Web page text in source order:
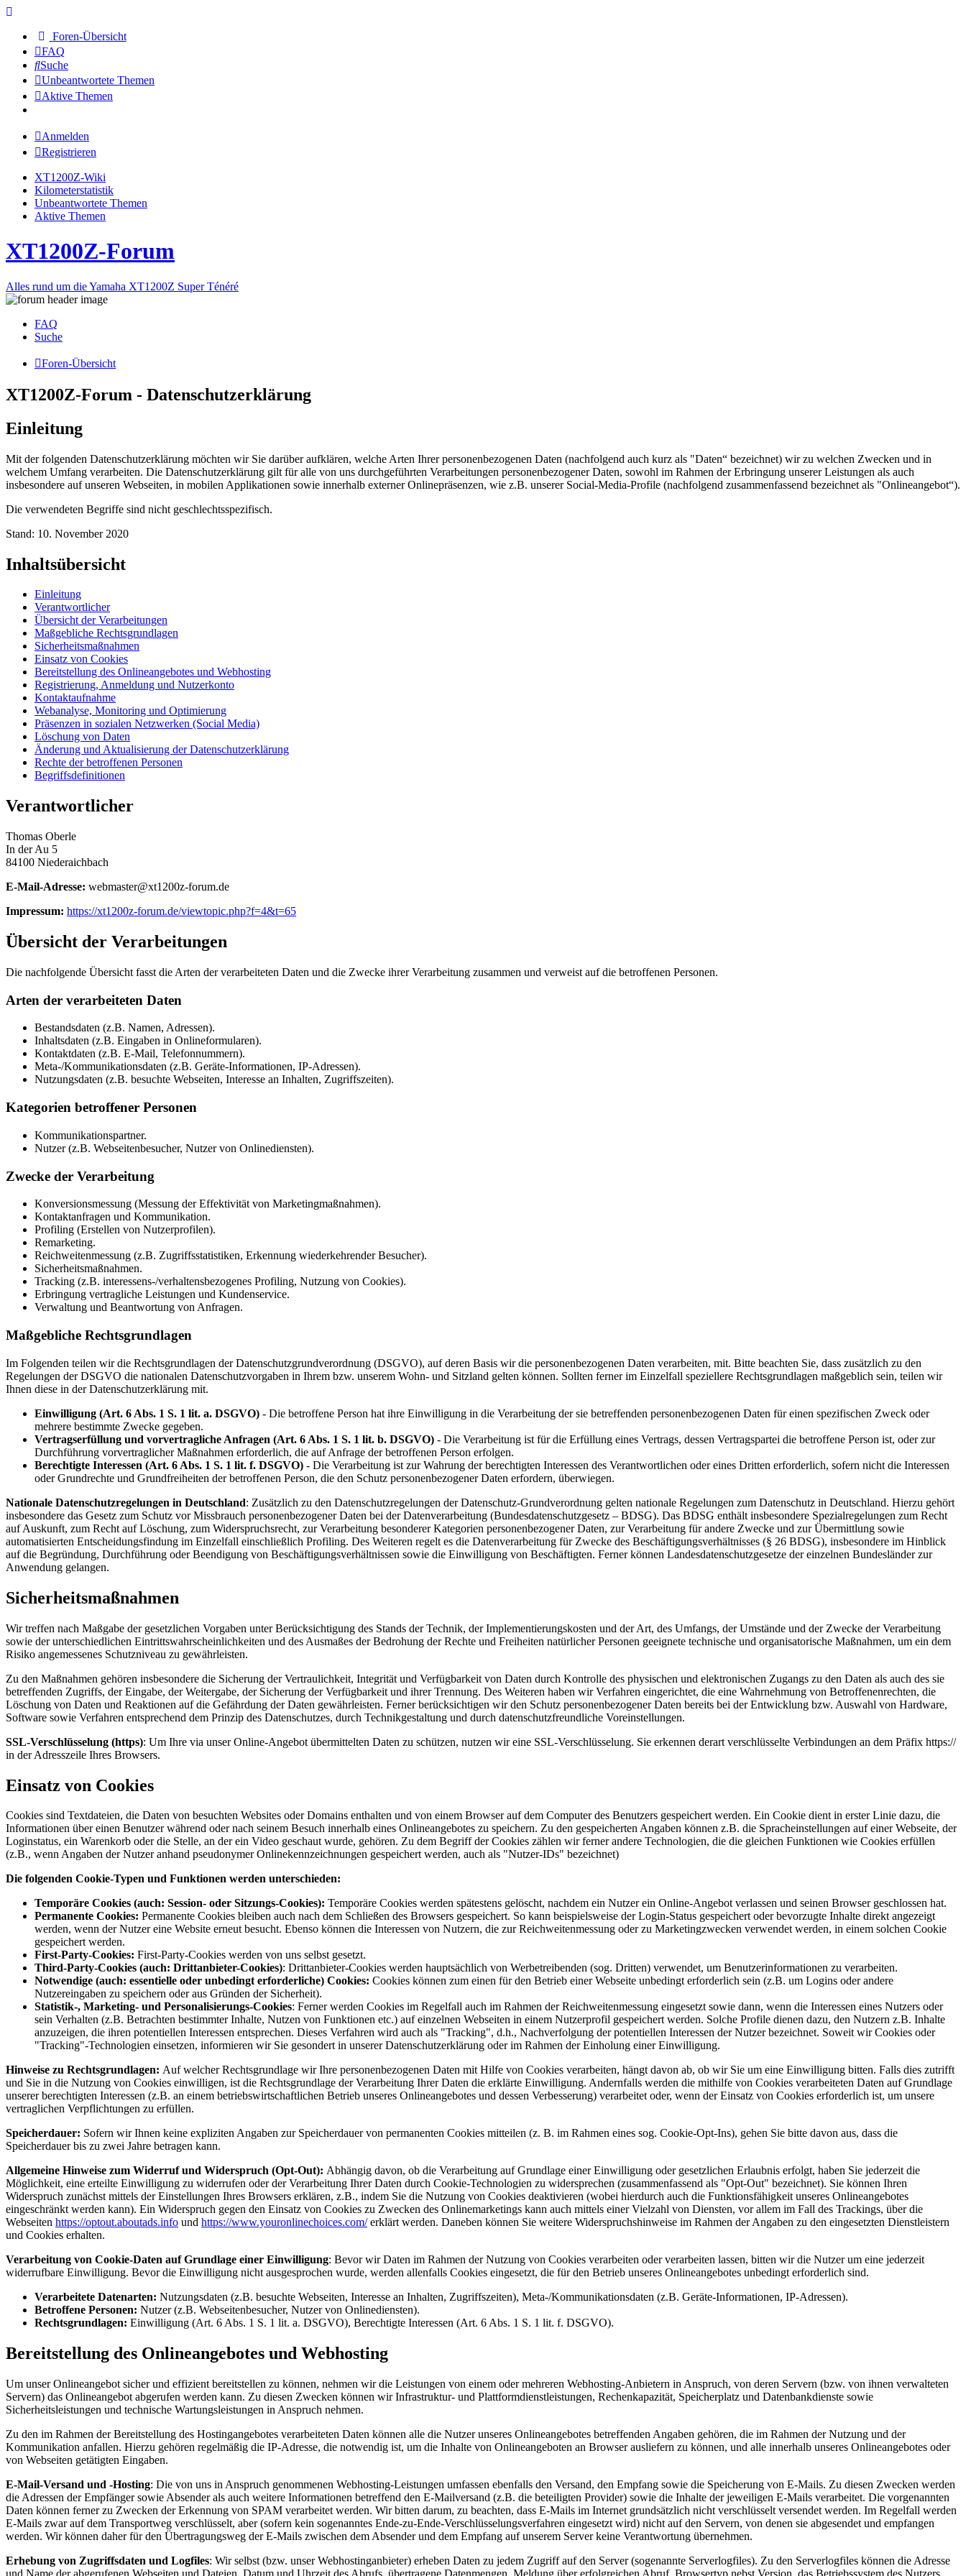
Foren-Übersicht
FAQ
Suche
Unbeantwortete Themen
Aktive Themen
Anmelden
Registrieren
XT1200Z-Wiki
Kilometerstatistik
Unbeantwortete Themen
Aktive Themen
XT1200Z-Forum
Alles rund um die Yamaha XT1200Z Super Ténéré
FAQ
Suche
Foren-Übersicht
XT1200Z-Forum - Datenschutzerklärung
Einleitung
Mit der folgenden Datenschutzerklärung möchten wir Sie darüber aufklären, welche Arten Ihrer personenbezogenen Daten (nachfolgend auch kurz als "Daten“ bezeichnet) wir zu welchen Zwecken und in
welchem Umfang verarbeiten. Die Datenschutzerklärung gilt für alle von uns durchgeführten Verarbeitungen personenbezogener Daten, sowohl im Rahmen der Erbringung unserer Leistungen als auch
insbesondere auf unseren Webseiten, in mobilen Applikationen sowie innerhalb externer Onlinepräsenzen, wie z.B. unserer Social-Media-Profile (nachfolgend zusammenfassend bezeichnet als "Onlineangebot“).
Die verwendeten Begriffe sind nicht geschlechtsspezifisch.
Stand: 10. November 2020
Inhaltsübersicht
Einleitung
Verantwortlicher
Übersicht der Verarbeitungen
Maßgebliche Rechtsgrundlagen
Sicherheitsmaßnahmen
Einsatz von Cookies
Bereitstellung des Onlineangebotes und Webhosting
Registrierung, Anmeldung und Nutzerkonto
Kontaktaufnahme
Webanalyse, Monitoring und Optimierung
Präsenzen in sozialen Netzwerken (Social Media)
Löschung von Daten
Änderung und Aktualisierung der Datenschutzerklärung
Rechte der betroffenen Personen
Begriffsdefinitionen
Verantwortlicher
Thomas Oberle
In der Au 5
84100 Niederaichbach
E-Mail-Adresse: webmaster@xt1200z-forum.de
Impressum: https://xt1200z-forum.de/viewtopic.php?f=4&t=65
Übersicht der Verarbeitungen
Die nachfolgende Übersicht fasst die Arten der verarbeiteten Daten und die Zwecke ihrer Verarbeitung zusammen und verweist auf die betroffenen Personen.
Arten der verarbeiteten Daten
Bestandsdaten (z.B. Namen, Adressen).
Inhaltsdaten (z.B. Eingaben in Onlineformularen).
Kontaktdaten (z.B. E-Mail, Telefonnummern).
Meta-/Kommunikationsdaten (z.B. Geräte-Informationen, IP-Adressen).
Nutzungsdaten (z.B. besuchte Webseiten, Interesse an Inhalten, Zugriffszeiten).
Kategorien betroffener Personen
Kommunikationspartner.
Nutzer (z.B. Webseitenbesucher, Nutzer von Onlinediensten).
Zwecke der Verarbeitung
Konversionsmessung (Messung der Effektivität von Marketingmaßnahmen).
Kontaktanfragen und Kommunikation.
Profiling (Erstellen von Nutzerprofilen).
Remarketing.
Reichweitenmessung (z.B. Zugriffsstatistiken, Erkennung wiederkehrender Besucher).
Sicherheitsmaßnahmen.
Tracking (z.B. interessens-/verhaltensbezogenes Profiling, Nutzung von Cookies).
Erbringung vertragliche Leistungen und Kundenservice.
Verwaltung und Beantwortung von Anfragen.
Maßgebliche Rechtsgrundlagen
Im Folgenden teilen wir die Rechtsgrundlagen der Datenschutzgrundverordnung (DSGVO), auf deren Basis wir die personenbezogenen Daten verarbeiten, mit. Bitte beachten Sie, dass zusätzlich zu den
Regelungen der DSGVO die nationalen Datenschutzvorgaben in Ihrem bzw. unserem Wohn- und Sitzland gelten können. Sollten ferner im Einzelfall speziellere Rechtsgrundlagen maßgeblich sein, teilen wir
Ihnen diese in der Datenschutzerklärung mit.
Einwilligung (Art. 6 Abs. 1 S. 1 lit. a. DSGVO) - Die betroffene Person hat ihre Einwilligung in die Verarbeitung der sie betreffenden personenbezogenen Daten für einen spezifischen Zweck oder
mehrere bestimmte Zwecke gegeben.
Vertragserfüllung und vorvertragliche Anfragen (Art. 6 Abs. 1 S. 1 lit. b. DSGVO) - Die Verarbeitung ist für die Erfüllung eines Vertrags, dessen Vertragspartei die betroffene Person ist, oder zur
Durchführung vorvertraglicher Maßnahmen erforderlich, die auf Anfrage der betroffenen Person erfolgen.
Berechtigte Interessen (Art. 6 Abs. 1 S. 1 lit. f. DSGVO) - Die Verarbeitung ist zur Wahrung der berechtigten Interessen des Verantwortlichen oder eines Dritten erforderlich, sofern nicht die Interessen
oder Grundrechte und Grundfreiheiten der betroffenen Person, die den Schutz personenbezogener Daten erfordern, überwiegen.
Nationale Datenschutzregelungen in Deutschland: Zusätzlich zu den Datenschutzregelungen der Datenschutz-Grundverordnung gelten nationale Regelungen zum Datenschutz in Deutschland. Hierzu gehört
insbesondere das Gesetz zum Schutz vor Missbrauch personenbezogener Daten bei der Datenverarbeitung (Bundesdatenschutzgesetz – BDSG). Das BDSG enthält insbesondere Spezialregelungen zum Recht
auf Auskunft, zum Recht auf Löschung, zum Widerspruchsrecht, zur Verarbeitung besonderer Kategorien personenbezogener Daten, zur Verarbeitung für andere Zwecke und zur Übermittlung sowie
automatisierten Entscheidungsfindung im Einzelfall einschließlich Profiling. Des Weiteren regelt es die Datenverarbeitung für Zwecke des Beschäftigungsverhältnisses (§ 26 BDSG), insbesondere im Hinblick
auf die Begründung, Durchführung oder Beendigung von Beschäftigungsverhältnissen sowie die Einwilligung von Beschäftigten. Ferner können Landesdatenschutzgesetze der einzelnen Bundesländer zur
Anwendung gelangen.
Sicherheitsmaßnahmen
Wir treffen nach Maßgabe der gesetzlichen Vorgaben unter Berücksichtigung des Stands der Technik, der Implementierungskosten und der Art, des Umfangs, der Umstände und der Zwecke der Verarbeitung
sowie der unterschiedlichen Eintrittswahrscheinlichkeiten und des Ausmaßes der Bedrohung der Rechte und Freiheiten natürlicher Personen geeignete technische und organisatorische Maßnahmen, um ein dem
Risiko angemessenes Schutzniveau zu gewährleisten.
Zu den Maßnahmen gehören insbesondere die Sicherung der Vertraulichkeit, Integrität und Verfügbarkeit von Daten durch Kontrolle des physischen und elektronischen Zugangs zu den Daten als auch des sie
betreffenden Zugriffs, der Eingabe, der Weitergabe, der Sicherung der Verfügbarkeit und ihrer Trennung. Des Weiteren haben wir Verfahren eingerichtet, die eine Wahrnehmung von Betroffenenrechten, die
Löschung von Daten und Reaktionen auf die Gefährdung der Daten gewährleisten. Ferner berücksichtigen wir den Schutz personenbezogener Daten bereits bei der Entwicklung bzw. Auswahl von Hardware,
Software sowie Verfahren entsprechend dem Prinzip des Datenschutzes, durch Technikgestaltung und durch datenschutzfreundliche Voreinstellungen.
SSL-Verschlüsselung (https): Um Ihre via unser Online-Angebot übermittelten Daten zu schützen, nutzen wir eine SSL-Verschlüsselung. Sie erkennen derart verschlüsselte Verbindungen an dem Präfix https://
in der Adresszeile Ihres Browsers.
Einsatz von Cookies
Cookies sind Textdateien, die Daten von besuchten Websites oder Domains enthalten und von einem Browser auf dem Computer des Benutzers gespeichert werden. Ein Cookie dient in erster Linie dazu, die
Informationen über einen Benutzer während oder nach seinem Besuch innerhalb eines Onlineangebotes zu speichern. Zu den gespeicherten Angaben können z.B. die Spracheinstellungen auf einer Webseite, der
Loginstatus, ein Warenkorb oder die Stelle, an der ein Video geschaut wurde, gehören. Zu dem Begriff der Cookies zählen wir ferner andere Technologien, die die gleichen Funktionen wie Cookies erfüllen
(z.B., wenn Angaben der Nutzer anhand pseudonymer Onlinekennzeichnungen gespeichert werden, auch als "Nutzer-IDs" bezeichnet)
Die folgenden Cookie-Typen und Funktionen werden unterschieden:
Temporäre Cookies (auch: Session- oder Sitzungs-Cookies): Temporäre Cookies werden spätestens gelöscht, nachdem ein Nutzer ein Online-Angebot verlassen und seinen Browser geschlossen hat.
Permanente Cookies: Permanente Cookies bleiben auch nach dem Schließen des Browsers gespeichert. So kann beispielsweise der Login-Status gespeichert oder bevorzugte Inhalte direkt angezeigt
werden, wenn der Nutzer eine Website erneut besucht. Ebenso können die Interessen von Nutzern, die zur Reichweitenmessung oder zu Marketingzwecken verwendet werden, in einem solchen Cookie
gespeichert werden.
First-Party-Cookies: First-Party-Cookies werden von uns selbst gesetzt.
Third-Party-Cookies (auch: Drittanbieter-Cookies): Drittanbieter-Cookies werden hauptsächlich von Werbetreibenden (sog. Dritten) verwendet, um Benutzerinformationen zu verarbeiten.
Notwendige (auch: essentielle oder unbedingt erforderliche) Cookies: Cookies können zum einen für den Betrieb einer Webseite unbedingt erforderlich sein (z.B. um Logins oder andere
Nutzereingaben zu speichern oder aus Gründen der Sicherheit).
Statistik-, Marketing- und Personalisierungs-Cookies: Ferner werden Cookies im Regelfall auch im Rahmen der Reichweitenmessung eingesetzt sowie dann, wenn die Interessen eines Nutzers oder
sein Verhalten (z.B. Betrachten bestimmter Inhalte, Nutzen von Funktionen etc.) auf einzelnen Webseiten in einem Nutzerprofil gespeichert werden. Solche Profile dienen dazu, den Nutzern z.B. Inhalte
anzuzeigen, die ihren potentiellen Interessen entsprechen. Dieses Verfahren wird auch als "Tracking", d.h., Nachverfolgung der potentiellen Interessen der Nutzer bezeichnet. Soweit wir Cookies oder
"Tracking"-Technologien einsetzen, informieren wir Sie gesondert in unserer Datenschutzerklärung oder im Rahmen der Einholung einer Einwilligung.
Hinweise zu Rechtsgrundlagen: Auf welcher Rechtsgrundlage wir Ihre personenbezogenen Daten mit Hilfe von Cookies verarbeiten, hängt davon ab, ob wir Sie um eine Einwilligung bitten. Falls dies zutrifft
und Sie in die Nutzung von Cookies einwilligen, ist die Rechtsgrundlage der Verarbeitung Ihrer Daten die erklärte Einwilligung. Andernfalls werden die mithilfe von Cookies verarbeiteten Daten auf Grundlage
unserer berechtigten Interessen (z.B. an einem betriebswirtschaftlichen Betrieb unseres Onlineangebotes und dessen Verbesserung) verarbeitet oder, wenn der Einsatz von Cookies erforderlich ist, um unsere
vertraglichen Verpflichtungen zu erfüllen.
Speicherdauer: Sofern wir Ihnen keine expliziten Angaben zur Speicherdauer von permanenten Cookies mitteilen (z. B. im Rahmen eines sog. Cookie-Opt-Ins), gehen Sie bitte davon aus, dass die
Speicherdauer bis zu zwei Jahre betragen kann.
Allgemeine Hinweise zum Widerruf und Widerspruch (Opt-Out): Abhängig davon, ob die Verarbeitung auf Grundlage einer Einwilligung oder gesetzlichen Erlaubnis erfolgt, haben Sie jederzeit die
Möglichkeit, eine erteilte Einwilligung zu widerrufen oder der Verarbeitung Ihrer Daten durch Cookie-Technologien zu widersprechen (zusammenfassend als "Opt-Out" bezeichnet). Sie können Ihren
Widerspruch zunächst mittels der Einstellungen Ihres Browsers erklären, z.B., indem Sie die Nutzung von Cookies deaktivieren (wobei hierdurch auch die Funktionsfähigkeit unseres Onlineangebotes
eingeschränkt werden kann). Ein Widerspruch gegen den Einsatz von Cookies zu Zwecken des Onlinemarketings kann auch mittels einer Vielzahl von Diensten, vor allem im Fall des Trackings, über die
Webseiten https://optout.aboutads.info und https://www.youronlinechoices.com/erklärt werden. Daneben können Sie weitere Widerspruchshinweise im Rahmen der Angaben zu den eingesetzten Dienstleistern
und Cookies erhalten.
Verarbeitung von Cookie-Daten auf Grundlage einer Einwilligung: Bevor wir Daten im Rahmen der Nutzung von Cookies verarbeiten oder verarbeiten lassen, bitten wir die Nutzer um eine jederzeit
widerrufbare Einwilligung. Bevor die Einwilligung nicht ausgesprochen wurde, werden allenfalls Cookies eingesetzt, die für den Betrieb unseres Onlineangebotes unbedingt erforderlich sind.
Verarbeitete Datenarten: Nutzungsdaten (z.B. besuchte Webseiten, Interesse an Inhalten, Zugriffszeiten), Meta-/Kommunikationsdaten (z.B. Geräte-Informationen, IP-Adressen).
Betroffene Personen: Nutzer (z.B. Webseitenbesucher, Nutzer von Onlinediensten).
Rechtsgrundlagen: Einwilligung (Art. 6 Abs. 1 S. 1 lit. a. DSGVO), Berechtigte Interessen (Art. 6 Abs. 1 S. 1 lit. f. DSGVO).
Bereitstellung des Onlineangebotes und Webhosting
Um unser Onlineangebot sicher und effizient bereitstellen zu können, nehmen wir die Leistungen von einem oder mehreren Webhosting-Anbietern in Anspruch, von deren Servern (bzw. von ihnen verwalteten
Servern) das Onlineangebot abgerufen werden kann. Zu diesen Zwecken können wir Infrastruktur- und Plattformdienstleistungen, Rechenkapazität, Speicherplatz und Datenbankdienste sowie
Sicherheitsleistungen und technische Wartungsleistungen in Anspruch nehmen.
Zu den im Rahmen der Bereitstellung des Hostingangebotes verarbeiteten Daten können alle die Nutzer unseres Onlineangebotes betreffenden Angaben gehören, die im Rahmen der Nutzung und der
Kommunikation anfallen. Hierzu gehören regelmäßig die IP-Adresse, die notwendig ist, um die Inhalte von Onlineangeboten an Browser ausliefern zu können, und alle innerhalb unseres Onlineangebotes oder
von Webseiten getätigten Eingaben.
E-Mail-Versand und -Hosting: Die von uns in Anspruch genommenen Webhosting-Leistungen umfassen ebenfalls den Versand, den Empfang sowie die Speicherung von E-Mails. Zu diesen Zwecken werden
die Adressen der Empfänger sowie Absender als auch weitere Informationen betreffend den E-Mailversand (z.B. die beteiligten Provider) sowie die Inhalte der jeweiligen E-Mails verarbeitet. Die vorgenannten
Daten können ferner zu Zwecken der Erkennung von SPAM verarbeitet werden. Wir bitten darum, zu beachten, dass E-Mails im Internet grundsätzlich nicht verschlüsselt versendet werden. Im Regelfall werden
E-Mails zwar auf dem Transportweg verschlüsselt, aber (sofern kein sogenanntes Ende-zu-Ende-Verschlüsselungsverfahren eingesetzt wird) nicht auf den Servern, von denen sie abgesendet und empfangen
werden. Wir können daher für den Übertragungsweg der E-Mails zwischen dem Absender und dem Empfang auf unserem Server keine Verantwortung übernehmen.
Erhebung von Zugriffsdaten und Logfiles: Wir selbst (bzw. unser Webhostinganbieter) erheben Daten zu jedem Zugriff auf den Server (sogenannte Serverlogfiles). Zu den Serverlogfiles können die Adresse